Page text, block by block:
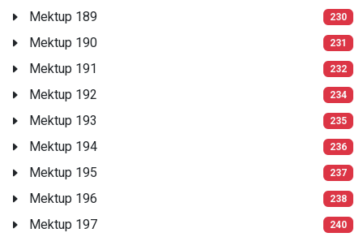
Mektup 189 230
Mektup 190 231
Mektup 191 232
Mektup 192 234
Mektup 193 235
Mektup 194 236
Mektup 195 237
Mektup 196 238
Mektup 197 240